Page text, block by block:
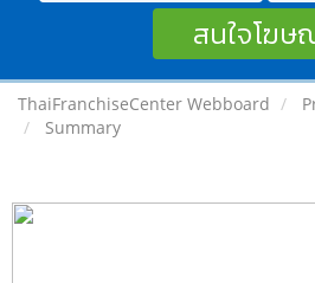
สนใจโฆษ
ThaiFranchiseCenter Webboard
Summary